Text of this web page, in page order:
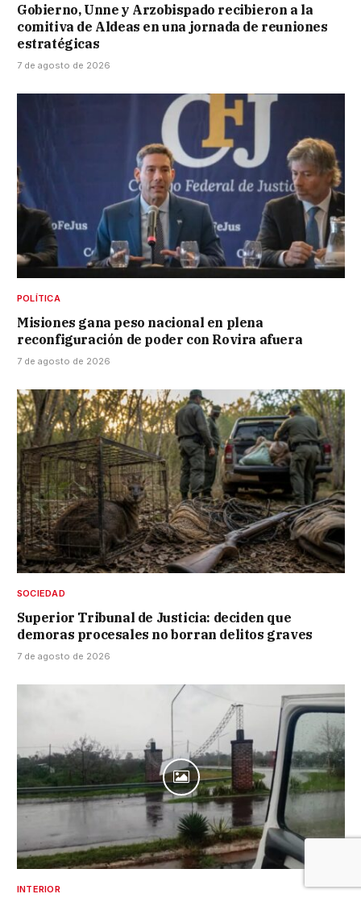
Gobierno, Unne y Arzobispado recibieron a la
comitiva de Aldeas en una jornada de reuniones
estratégicas
7 de agosto de 2026
POLÍTICA
Misiones gana peso nacional en plena
reconfiguración de poder con Rovira afuera
7 de agosto de 2026
SOCIEDAD
Superior Tribunal de Justicia: deciden que
demoras procesales no borran delitos graves
7 de agosto de 2026
INTERIOR